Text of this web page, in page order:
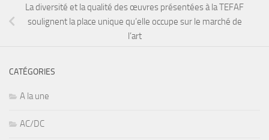
La diversité et la qualité des œuvres présentées à la TEFAF
soulignent la place unique qu’elle occupe sur le marché de
l’art
CATÉGORIES
A la une
AC/DC